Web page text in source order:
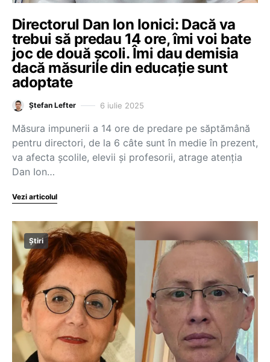
Directorul Dan Ion Ionici: Dacă va
trebui să predau 14 ore, îmi voi bate
joc de două școli. Îmi dau demisia
dacă măsurile din educație sunt
adoptate
Ștefan Lefter 6 iulie 2025
Măsura impunerii a 14 ore de predare pe săptămână
pentru directori, de la 6 câte sunt în medie în prezent,
va afecta școlile, elevii și profesorii, atrage atenția
Dan Ion…
Vezi articolul
Știri